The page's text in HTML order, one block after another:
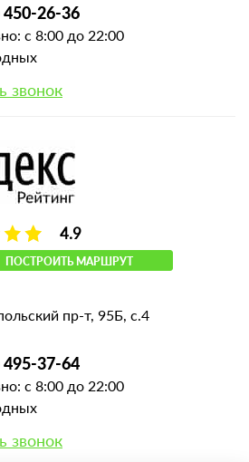
450-26-36
с 8:00 до 22:00
звонок
4.9
ПОСТРОИТЬ МАРШРУТ
пр-т, 95Б, с.4
495-37-64
с 8:00 до 22:00
звонок